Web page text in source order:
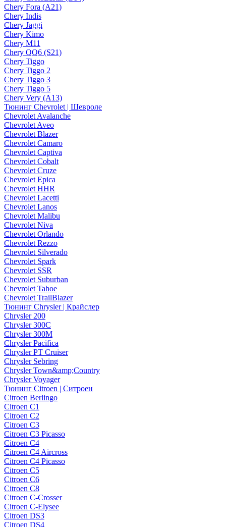
Chery Fora (A21)
Chery Indis
Chery Jaggi
Chery Kimo
Chery M11
Chery QQ6 (S21)
Chery Tiggo
Chery Tiggo 2
Chery Tiggo 3
Chery Tiggo 5
Chery Very (A13)
Тюнинг Chevrolet | Шевроле
Chevrolet Avalanche
Chevrolet Aveo
Chevrolet Blazer
Chevrolet Camaro
Chevrolet Captiva
Chevrolet Cobalt
Chevrolet Cruze
Chevrolet Epica
Chevrolet HHR
Chevrolet Lacetti
Chevrolet Lanos
Chevrolet Malibu
Chevrolet Niva
Chevrolet Orlando
Chevrolet Rezzo
Chevrolet Silverado
Chevrolet Spark
Chevrolet SSR
Chevrolet Suburban
Chevrolet Tahoe
Chevrolet TrailBlazer
Тюнинг Chrysler | Крайслер
Chrysler 200
Chrysler 300C
Chrysler 300M
Chrysler Pacifica
Chrysler PT Cruiser
Chrysler Sebring
Chrysler Town&amp;Country
Chrysler Voyager
Тюнинг Citroen | Ситроен
Citroen Berlingo
Citroen C1
Citroen C2
Citroen C3
Citroen C3 Picasso
Citroen C4
Citroen C4 Aircross
Citroen C4 Picasso
Citroen C5
Citroen C6
Citroen C8
Citroen C-Crosser
Citroen C-Elysee
Citroen DS3
Citroen DS4